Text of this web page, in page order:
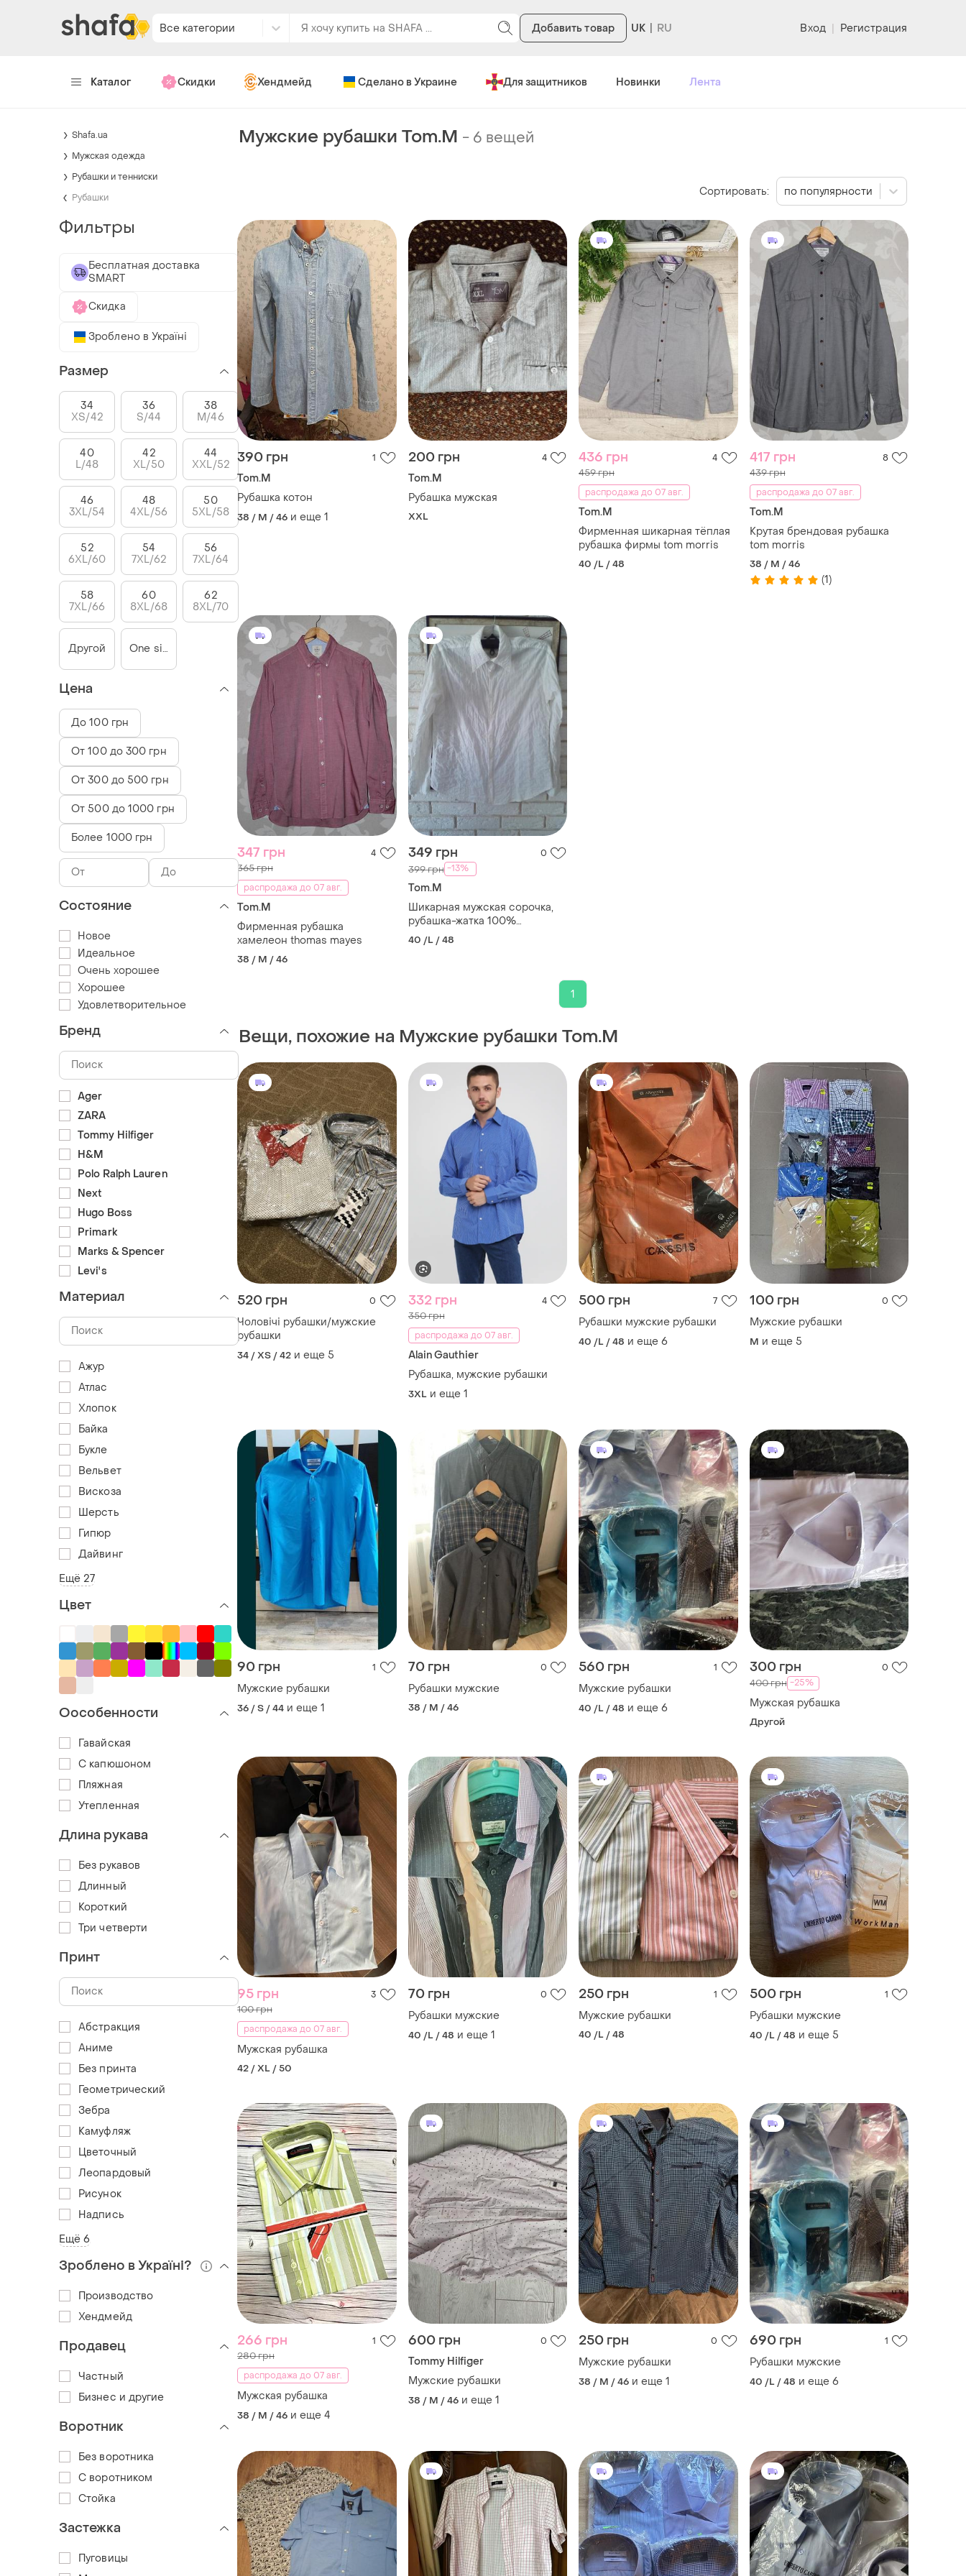
Все категории Добавить товар UK Вход | Регистрация
Каталог Скидки Хендмейд Сделано в Украине Для защитников Новинки Лента
Мужские рубашки Tom.M - 6 вещей
390 грн 1
Tom.M
Рубашка котон
38 / M / 46 и еще 1
200 грн 4
Tom.M
Рубашка мужская
XXL
436 грн 4
459 грн
распродажа до 07 авг.
Tom.M
Фирменная шикарная тёплая
рубашка фирмы tom morris
40 /L / 48
417 грн 8
439 грн
распродажа до 07 авг.
Tom.M
Крутая брендовая рубашка
tom morris
38 / M / 46
(1)
347 грн 4
365 грн
распродажа до 07 авг.
Tom.M
Фирменная рубашка
хамелеон thomas mayes
38 / M / 46
349 грн 0
399 грн -13%
Tom.M
Шикарная мужская сорочка,
рубашка-жатка 100%
котон(хлопок)
40 /L / 48
1
Вещи, похожие на Мужские рубашки Tom.M
520 грн 0
Чоловічі рубашки/мужские
рубашки
34 / XS / 42 и еще 5
332 грн 4
350 грн
распродажа до 07 авг.
Alain Gauthier
Рубашка, мужские рубашки
3XL и еще 1
500 грн 7
Рубашки мужские рубашки
40 /L / 48 и еще 6
100 грн 0
Мужские рубашки
M и еще 5
90 грн 1
Мужские рубашки
36 / S / 44 и еще 1
70 грн 0
Рубашки мужские
38 / M / 46
560 грн 1
Мужские рубашки
40 /L / 48 и еще 6
300 грн 0
400 грн -25%
Мужская рубашка
Другой
95 грн 3
100 грн
распродажа до 07 авг.
Мужская рубашка
42 / XL / 50
70 грн 0
Рубашки мужские
40 /L / 48 и еще 1
250 грн 1
Мужские рубашки
40 /L / 48
500 грн 1
Рубашки мужские
40 /L / 48 и еще 5
266 грн 1
280 грн
распродажа до 07 авг.
Мужская рубашка
38 / M / 46 и еще 4
600 грн 0
Tommy Hilfiger
Мужские рубашки
38 / M / 46 и еще 1
250 грн 0
Мужские рубашки
38 / M / 46 и еще 1
690 грн 1
Рубашки мужские
40 /L / 48 и еще 6
Сортировать: по популярности
Shafa.ua
Мужская одежда
Рубашки и тенниски
Рубашки
Фильтры
Бесплатная доставка
SMART
Скидка
Зроблено в Україні
Размер
34
XS/42
36
S/44
38
M/46
40
L/48
42
XL/50
44
XXL/52
46
3XL/54
48
4XL/56
50
5XL/58
52
6XL/60
54
7XL/62
56
7XL/64
58
7XL/66
60
8XL/68
62
8XL/70
Другой One size
Цена
До 100 грн
От 100 до 300 грн
От 300 до 500 грн
От 500 до 1000 грн
Более 1000 грн
Состояние
Новое
Идеальное
Очень хорошее
Хорошее
Удовлетворительное
Бренд
Ager
ZARA
Tommy Hilfiger
H&M
Polo Ralph Lauren
Next
Hugo Boss
Primark
Marks & Spencer
Levi's
Материал
Ажур
Атлас
Хлопок
Байка
Букле
Вельвет
Вискоза
Шерсть
Гипюр
Дайвинг
Ещё 27
Цвет
Оособенности
Гавайская
С капюшоном
Пляжная
Утепленная
Длина рукава
Без рукавов
Длинный
Короткий
Три четверти
Принт
Абстракция
Аниме
Без принта
Геометрический
Зебра
Камуфляж
Цветочный
Леопардовый
Рисунок
Надпись
Ещё 6
Зроблено в Україні?
Производство
Хендмейд
Продавец
Частный
Бизнес и другие
Воротник
Без воротника
С воротником
Стойка
Застежка
Пуговицы